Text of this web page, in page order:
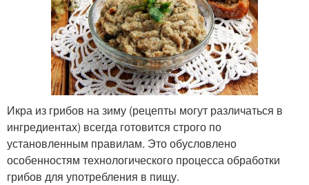
Икра из грибов на зиму (рецепты могут различаться в
ингредиентах) всегда готовится строго по
установленным правилам. Это обусловлено
особенностям технологического процесса обработки
грибов для употребления в пищу.